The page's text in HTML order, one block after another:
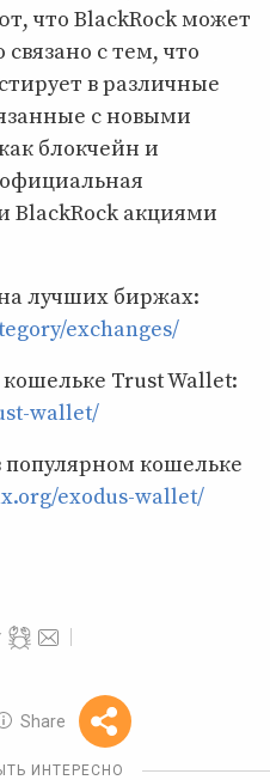
что BlackRock может
с тем, что
в различные
с новыми
блокчейн и
BlackRock акциями
на лучших биржах:
exchanges/
Trust Wallet:
wallet/
популярном кошельке
exodus-wallet/
Share
Reward
GOLOS
ИНТЕРЕСНО